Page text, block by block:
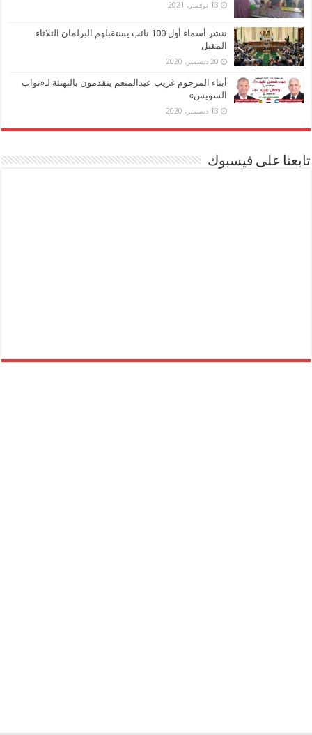
13 نوفمبر، 2021
ننشر أسماء أول 100 نائب يستقبلهم البرلمان الثلاثاء
المقبل
20 ديسمبر، 2020
أبناء المرحوم غريب عبدالمنعم يتقدمون بالتهنئة لـ«نواب
السويس»
13 ديسمبر، 2020
تابعنا على فيسبوك